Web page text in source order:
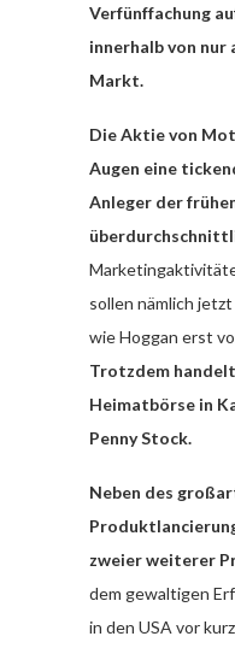
Verfünffachung
innerhalb von nur
Markt.
Die Aktie von
Augen eine
Anleger der
sollen nämlich
wie Hoggan erst
Trotzdem
Heimatbörse in
Penny Stock.
Neben des
zweier weiterer
dem gewaltigen
in den USA vor